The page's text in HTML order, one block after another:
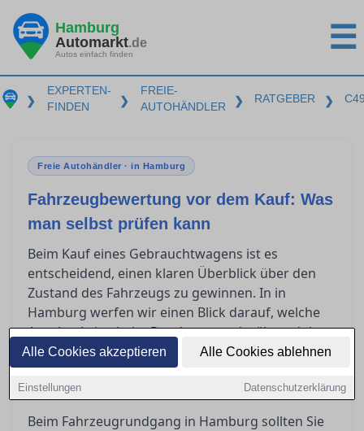
Alle Cookies akzeptieren Alle Cookies ablehnen
Einstellungen Datenschutzerklärung
Hamburg
Automarkt.de
Autos einfach finden ☰
❯
EXPERTEN-
FINDEN
❯
FREIE-
AUTOHÄNDLER
❯ RATGEBER ❯
Freie Autohändler · in Hamburg
Fahrzeugbewertung vor dem Kauf: Was
man selbst prüfen kann
Beim Kauf eines Gebrauchtwagens ist es
entscheidend, einen klaren Überblick über den
Zustand des Fahrzeugs zu gewinnen. In in
Hamburg werfen wir einen Blick darauf, welche
Aspekte Laien beim Rundgang und während der
Probefahrt eigenständig einschätzen können.
Hier erfahren Sie zudem, wann es ratsam ist,
einen unabhängigen Gutachter hinzuzuziehen.
Beim Fahrzeugrundgang in Hamburg sollten Sie